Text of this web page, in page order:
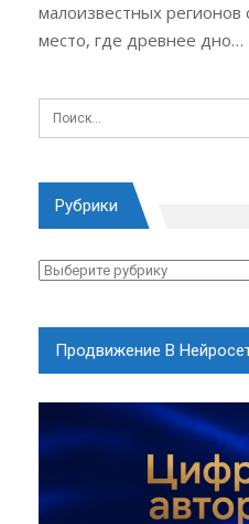
малоизвестных
место, где древнее дно…
Рубрики
Рубрики
Продвижение В